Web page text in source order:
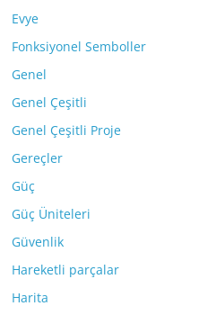
Evye
Fonksiyonel Semboller
Genel
Genel Çeşitli
Genel Çeşitli Proje
Gereçler
Güç
Güç Üniteleri
Güvenlik
Hareketli parçalar
Harita